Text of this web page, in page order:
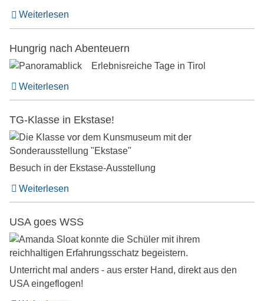
Weiterlesen
Hungrig nach Abenteuern
Erlebnisreiche Tage in Tirol
Weiterlesen
TG-Klasse in Ekstase!
Besuch in der Ekstase-Ausstellung
Weiterlesen
USA goes WSS
Unterricht mal anders - aus erster Hand, direkt aus den
USA eingeflogen!